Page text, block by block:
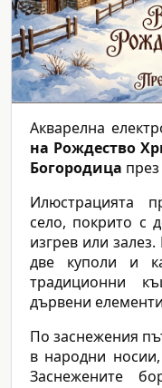
Акварелна
на Рождество
Богородица през
Илюстрацията
село, покрито с
изгрев или
две куполи и
традиционни
дървени
По заснежения
в народни
Заснежените